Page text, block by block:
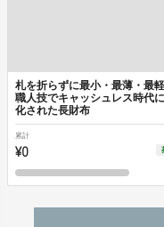
札を折らずに最小・最薄・最
職人技でキャッシュレス時代
化された長財布
累計
¥0